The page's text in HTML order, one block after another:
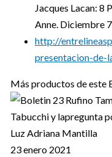
Jacques Lacan: 8
Anne. Diciembre
http://
presentacion-de-
Más productos de este
Tabucchi y lapregunta
Luz Adriana Mantilla
23 enero 2021